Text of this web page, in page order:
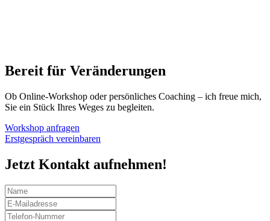
Bereit für Veränderungen
Ob Online-Workshop oder persönliches Coaching – ich freue mich,
Sie ein Stück Ihres Weges zu begleiten.
Workshop anfragen
Erstgespräch vereinbaren
Jetzt Kontakt aufnehmen!